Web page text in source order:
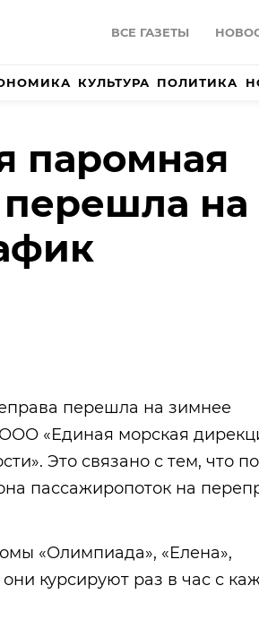
ВСЕ ГАЗЕТЫ
КУЛЬТУРА ПОЛИТИКА
паромная
на
перешла на зимнее
«Единая морская
Это связано с тем, что
пассажиропоток на
«Олимпиада», «Елена»,
курсируют раз в час с